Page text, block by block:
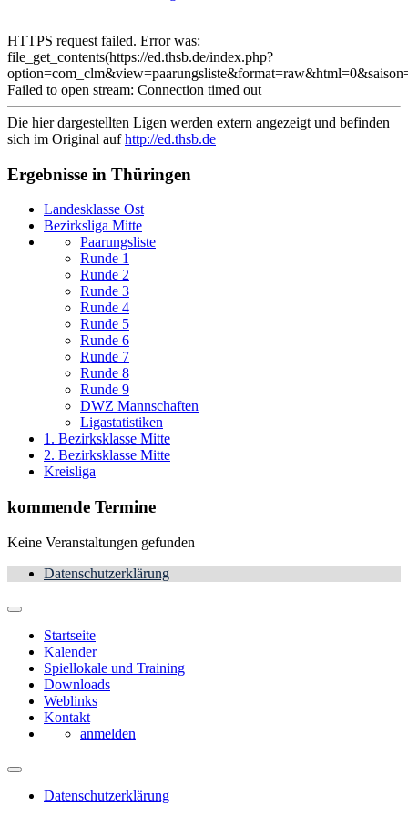
HTTPS request failed. Error was:
file_get_contents(https://ed.thsb.de/index.php?
Failed to open stream: Connection timed out
Die hier dargestellten Ligen werden extern angezeigt und befinden
sich im Original aufhttp://ed.thsb.de
Ergebnisse in Thüringen
Landesklasse Ost
Bezirksliga Mitte
Paarungsliste
Runde 1
Runde 2
Runde 3
Runde 4
Runde 5
Runde 6
Runde 7
Runde 8
Runde 9
DWZ Mannschaften
Ligastatistiken
1. Bezirksklasse Mitte
2. Bezirksklasse Mitte
Kreisliga
kommende Termine
Keine Veranstaltungen gefunden
Datenschutzerklärung
Startseite
Kalender
Spiellokale und Training
Downloads
Weblinks
Kontakt
anmelden
Datenschutzerklärung